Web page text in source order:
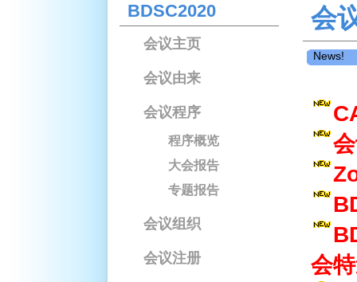
BDSC2020
会议主页
会议由来
会议程序
程序概览
大会报告
专题报告
会议组织
会议注册
会
News!
会